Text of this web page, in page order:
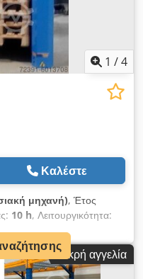
1 /4
Καλέστε
μηχανή), Έτος
10 h, Λειτουργικότητα:
παλετών ή οι αποθήκες
στοίβαξη και
καμία χειροκίνητη
φορτώνονται και
Μικρή αγγελία